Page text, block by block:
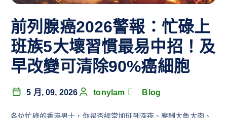
前列腺癌2026警報：忙碌上
班族5大壞習慣最易中招！及
早改變可清除90%癌細胞
5 月, 09, 2026 tonylam Blog
各位忙碌的香港男士，你是否經常加班到深夜、應酬大魚大肉、